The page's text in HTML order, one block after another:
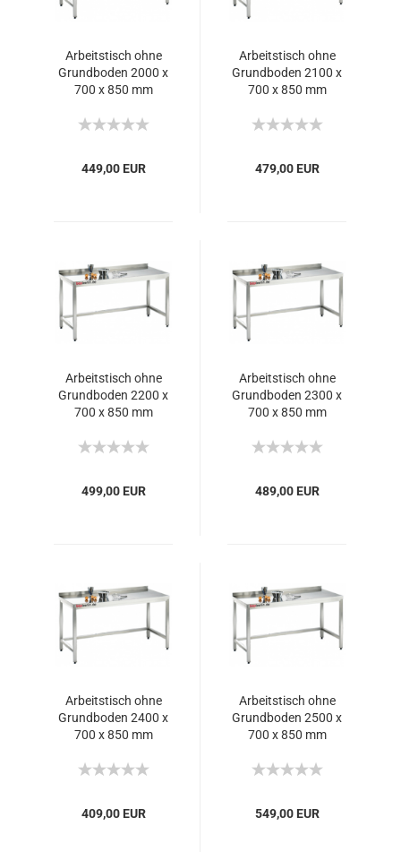
Arbeitstisch ohne
Grundboden 2000 x
700 x 850 mm
449,00 EUR
Arbeitstisch ohne
Grundboden 2100 x
700 x 850 mm
479,00 EUR
Arbeitstisch ohne
Grundboden 2200 x
700 x 850 mm
499,00 EUR
Arbeitstisch ohne
Grundboden 2300 x
700 x 850 mm
489,00 EUR
Arbeitstisch ohne
Grundboden 2400 x
700 x 850 mm
409,00 EUR
Arbeitstisch ohne
Grundboden 2500 x
700 x 850 mm
549,00 EUR